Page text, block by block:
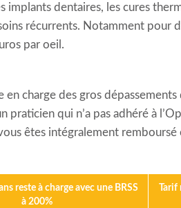
implants dentaires, les cures
récurrents. Notamment pour
par oeil.
charge des gros dépassements
qui n’a pas adhéré à
êtes intégralement
reste à charge avec une BRSS
à 200%
Tarif